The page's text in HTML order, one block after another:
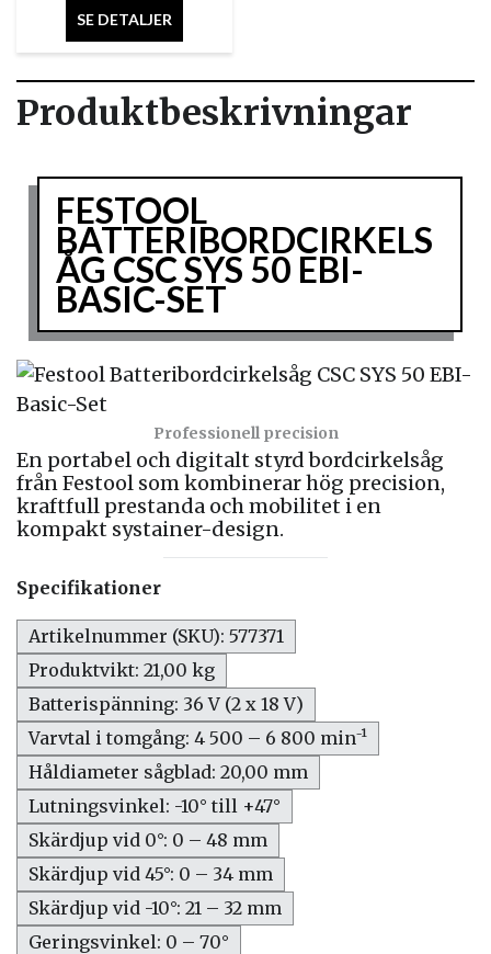
SE DETALJER
Produktbeskrivningar
Professionell precision
FESTOOL
BATTERIBORDCIRKELS
ÅG CSC SYS 50 EBI-
BASIC-SET
En portabel och digitalt styrd bordcirkelsåg
från Festool som kombinerar hög precision,
kraftfull prestanda och mobilitet i en
kompakt systainer-design.
Specifikationer
Artikelnummer (SKU): 577371
Produktvikt: 21,00 kg
Batterispänning: 36 V (2 x 18 V)
Varvtal i tomgång: 4 500 – 6 800 min⁻¹
Håldiameter sågblad: 20,00 mm
Lutningsvinkel: -10° till +47°
Skärdjup vid 0°: 0 – 48 mm
Skärdjup vid 45°: 0 – 34 mm
Skärdjup vid -10°: 21 – 32 mm
Geringsvinkel: 0 – 70°